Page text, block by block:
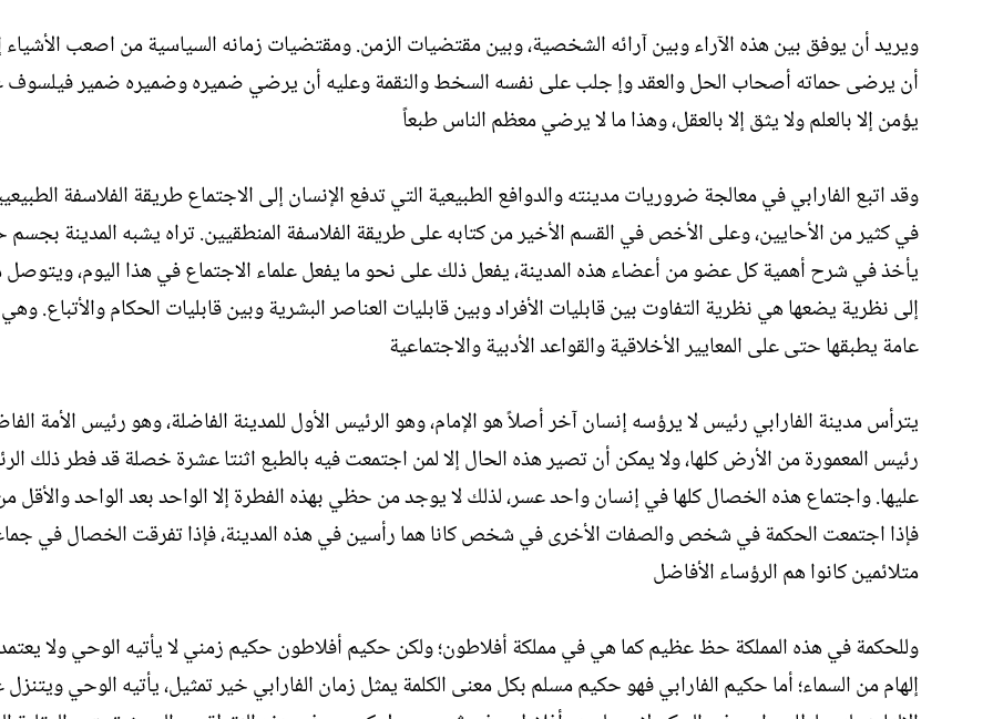
ويريد أن يوفق بين هذه الآراء وبين آرائه الشخصية، وبين مقتضيات الزمن. ومقتضيات زمانه السياسية من اصعب الأشياء
أن يرضى حماته أصحاب الحل والعقد وإ جلب على نفسه السخط والنقمة وعليه أن يرضي ضميره وضميره ضمير فيلسوف
يؤمن إلا بالعلم ولا يثق إلا بالعقل، وهذا ما لا يرضي معظم الناس طبعاً
وقد اتبع الفارابي في معالجة ضروريات مدينته والدوافع الطبيعية التي تدفع الإنسان إلى الاجتماع طريقة الفلاسفة
في كثير من الأحايين، وعلى الأخص في القسم الأخير من كتابه على طريقة الفلاسفة المنطقيين. تراه يشبه المدينة
يأخذ في شرح أهمية كل عضو من أعضاء هذه المدينة، يفعل ذلك على نحو ما يفعل علماء الاجتماع في هذا اليوم،
إلى نظرية يضعها هي نظرية التفاوت بين قابليات الأفراد وبين قابليات العناصر البشرية وبين قابليات الحكام والأتباع.
عامة يطبقها حتى على المعايير الأخلاقية والقواعد الأدبية والاجتماعية
يترأس مدينة الفارابي رئيس لا يرؤسه إنسان آخر أصلاً هو الإمام، وهو الرئيس الأول للمدينة الفاضلة، وهو رئيس الأمة
رئيس المعمورة من الأرض كلها، ولا يمكن أن تصير هذه الحال إلا لمن اجتمعت فيه بالطبع اثنتا عشرة خصلة قد فطر ذلك
عليها. واجتماع هذه الخصال كلها في إنسان واحد عسر، لذلك لا يوجد من حظي بهذه الفطرة إلا الواحد بعد الواحد والأقل
فإذا اجتمعت الحكمة في شخص والصفات الأخرى في شخص كانا هما رأسين في هذه المدينة، فإذا تفرقت الخصال في
متلائمين كانوا هم الرؤساء الأفاضل
وللحكمة في هذه المملكة حظ عظيم كما هي في مملكة أفلاطون؛ ولكن حكيم أفلاطون حكيم زمني لا يأتيه الوحي ولا
إلهام من السماء؛ أما حكيم الفارابي فهو حكيم مسلم بكل معنى الكلمة يمثل زمان الفارابي خير تمثيل، يأتيه الوحي ويتنزل